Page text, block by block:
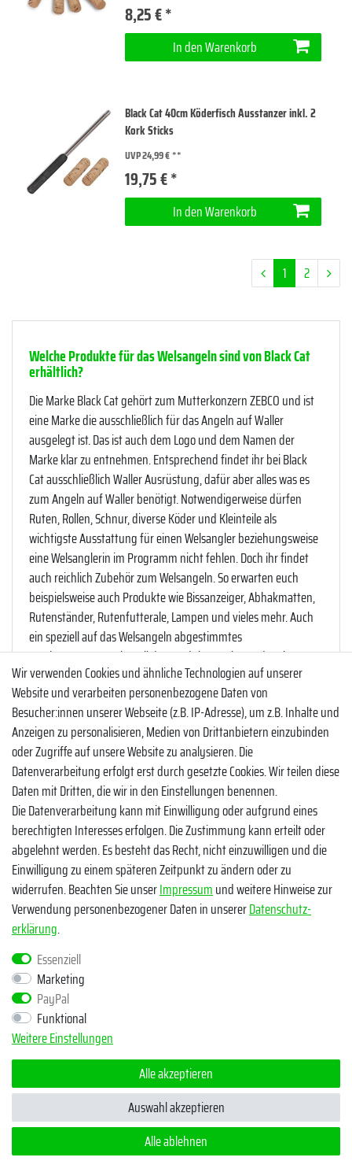
8,25 € *
In den Warenkorb
Black Cat 40cm Köderfisch Ausstanzer inkl. 2
Kork Sticks
UVP 24,99 €
19,75 € *
In den Warenkorb
1 2
Welche Produkte für das Welsangeln sind von Black Cat
erhältlich?
Die Marke Black Cat gehört zum Mutterkonzern ZEBCO und ist
eine Marke die ausschließlich für das Angeln auf Waller
ausgelegt ist. Das ist auch dem Logo und dem Namen der
Marke klar zu entnehmen. Entsprechend findet ihr bei Black
Cat ausschließlich Waller Ausrüstung, dafür aber alles was es
zum Angeln auf Waller benötigt. Notwendigerweise dürfen
Ruten, Rollen, Schnur, diverse Köder und Kleinteile als
wichtigste Ausstattung für einen Welsangler beziehungsweise
eine Welsanglerin im Programm nicht fehlen. Doch ihr findet
auch reichlich Zubehör zum Welsangeln. So erwarten euch
beispielsweise auch Produkte wie Bissanzeiger, Abhakmatten,
Rutenständer, Rutenfutterale, Lampen und vieles mehr. Auch
ein speziell auf das Welsangeln abgestimmtes
Taschenprogramm ist Teil des Produktangebotes der Firma
Black Cat. Selbst Bellyboote und Motoren sind Teil des
Programms. Bei Black Cat bleibt kein Wunsch offen, wenn ihr
euch intensiv mit dem Zielfisch Waller auseinandersetzen
möchtet. Schaut einfach mal in dem Shop unter Black Cat nach.
Was für Ruten finde ich im Shop?
Die Auswahl von Ruten ist sehr umfangreich. Grundsätzlich
findet ihr entsprechend Ruten für jedes Einsatzgebiet zum
Thema Angeln auf Wels. Egal ob es sich dabei um eine aktive
Wir verwenden Cookies und ähnliche Technologien auf unserer
Website und verarbeiten personenbezogene Daten von
Besucher:innen unserer Webseite (z.B. IP-Adresse), um z.B. Inhalte und
Anzeigen zu personalisieren, Medien von Drittanbietern einzubinden
oder Zugriffe auf unsere Website zu analysieren. Die
Datenverarbeitung erfolgt erst durch gesetzte Cookies. Wir teilen diese
Daten mit Dritten, die wir in den Einstellungen benennen.
Die Datenverarbeitung kann mit Einwilligung oder aufgrund eines
berechtigten Interesses erfolgen. Die Zustimmung kann erteilt oder
abgelehnt werden. Es besteht das Recht, nicht einzuwilligen und die
Einwilligung zu einem späteren Zeitpunkt zu ändern oder zu
widerrufen. Beachten Sie unserImpressumund weitere Hinweise zur
Verwendung personenbezogener Daten in unsererDaten­schutz­
erklärung.
Essenziell
Marketing
PayPal
Funktional
Weitere Einstellungen
Alle akzeptieren
Alle ablehnen
Auswahl akzeptieren